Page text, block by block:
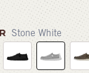
Stone White